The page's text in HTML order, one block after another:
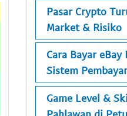
Pasar Crypto
Market & Risiko
Cara Bayar
Sistem
Game Level &